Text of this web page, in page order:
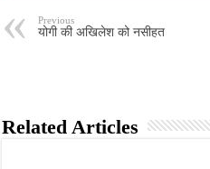
Previous
योगी की अखिलेश को नसीहत
Related Articles